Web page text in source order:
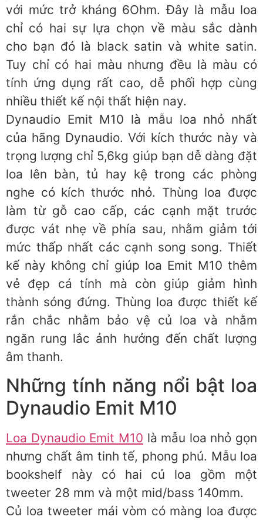
với mức trở kháng 6Ohm. Đây là mẫu loa
chỉ có hai sự lựa chọn về màu sắc dành
cho bạn đó là black satin và white satin.
Tuy chỉ có hai màu nhưng đều là màu có
tính ứng dụng rất cao, dễ phối hợp cùng
nhiều thiết kế nội thất hiện nay.
Dynaudio Emit M10 là mẫu loa nhỏ nhất
của hãng Dynaudio. Với kích thước này và
trọng lượng chỉ 5,6kg giúp bạn dễ dàng đặt
loa lên bàn, tủ hay kệ trong các phòng
nghe có kích thước nhỏ. Thùng loa được
làm từ gỗ cao cấp, các cạnh mặt trước
được vát nhẹ về phía sau, nhằm giảm tới
mức thấp nhất các cạnh song song. Thiết
kế này không chỉ giúp loa Emit M10 thêm
vẻ đẹp cá tính mà còn giúp giảm hình
thành sóng đứng. Thùng loa được thiết kế
rắn chắc nhằm bảo vệ củ loa và nhằm
ngăn rung lắc ảnh hưởng đến chất lượng
âm thanh.
Những tính năng nổi bật loa
Dynaudio Emit M10
Loa Dynaudio Emit M10 là mẫu loa nhỏ gọn
nhưng chất âm tinh tế, phong phú. Mẫu loa
bookshelf này có hai củ loa gồm một
tweeter 28 mm và một mid/bass 140mm.
Củ loa tweeter mái vòm có màng loa được